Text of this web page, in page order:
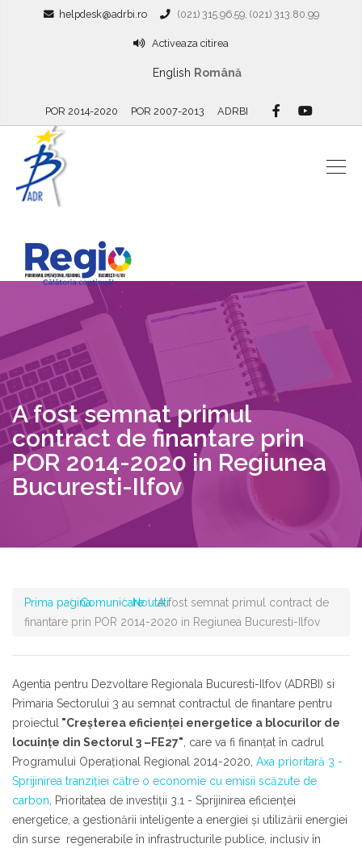
helpdesk@adrbi.ro (021) 315.96.59, (021) 313.80.99
Activeaza citirea
English Română
POR 2014-2020 POR 2007-2013 ADRBI
A fost semnat primul
contract de finantare prin
POR 2014-2020 in Regiunea
Bucuresti-Ilfov
Prima paginaComunicareNoutatiA fost semnat primul contract de
finantare prin POR 2014-2020 in Regiunea Bucuresti-Ilfov
Agentia pentru Dezvoltare Regionala Bucuresti-Ilfov (ADRBI) si
Primaria Sectorului 3 au semnat contractul de finantare pentru
proiectul "Creșterea eficienței energetice a blocurilor de
locuințe din Sectorul 3 –FE27" , care va fi finanţat în cadrul
Programului Operaţional Regional 2014-2020, Axa prioritară 3 -
Sprijinirea tranziției către o economie cu emisii scăzute de
carbon , Prioritatea de investiţii 3.1 - Sprijinirea eficienței
energetice, a gestionării inteligente a energiei și utilizării energiei
din surse regenerabile în infrastructurile publice, inclusiv în